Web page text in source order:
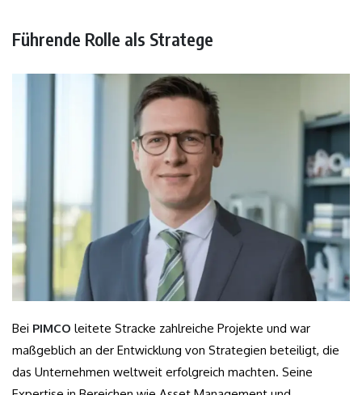
Führende Rolle als Stratege
Bei PIMCO leitete Stracke zahlreiche Projekte und war
maßgeblich an der Entwicklung von Strategien beteiligt, die
das Unternehmen weltweit erfolgreich machten. Seine